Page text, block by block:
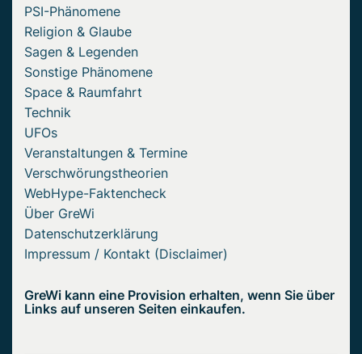
PSI-Phänomene
Religion & Glaube
Sagen & Legenden
Sonstige Phänomene
Space & Raumfahrt
Technik
UFOs
Veranstaltungen & Termine
Verschwörungstheorien
WebHype-Faktencheck
Über GreWi
Datenschutzerklärung
Impressum / Kontakt (Disclaimer)
GreWi kann eine Provision erhalten, wenn Sie über
Links auf unseren Seiten einkaufen.